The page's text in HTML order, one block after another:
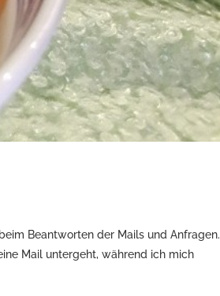
Beantworten der Mails und Anfragen.
Mail untergeht, während ich mich